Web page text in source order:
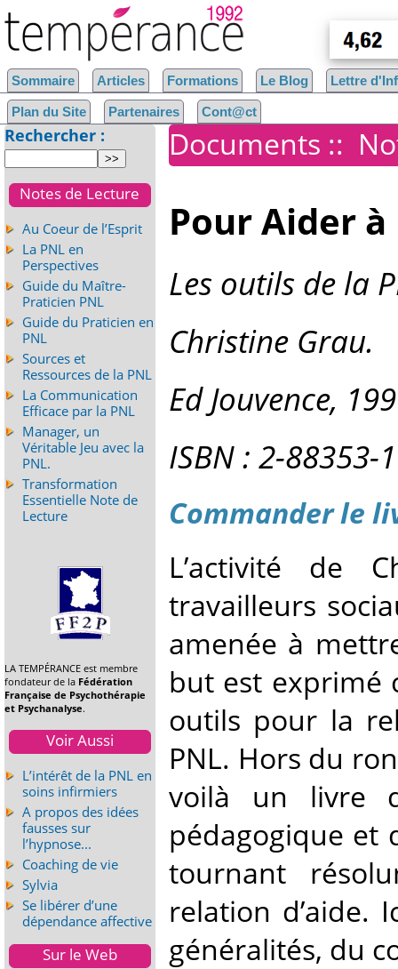
Documents ::
Pour Aider
Les outils de la
Christine Grau.
Ed Jouvence,
ISBN : 2-88353-
Commander le
L’activité de
travailleurs
amenée à
but est exprimé
outils pour la
PNL. Hors du
voilà un livre
pédagogique et
tournant
relation d’aide.
généralités, du
Sommaire Articles Formations Le Blog Lettre
Plan du Site Partenaires Cont@ct
Rechercher :
Notes de Lecture
Au Coeur de l’Esprit
La PNL en
Perspectives
Guide du Maître-
Praticien PNL
Guide du Praticien en
PNL
Sources et
Ressources de la PNL
La Communication
Efficace par la PNL
Manager, un
Véritable Jeu avec la
PNL.
Transformation
Essentielle Note de
Lecture
LA TEMPÉRANCE est membre
fondateur de la Fédération
Française de Psychothérapie
et Psychanalyse.
Voir Aussi
L’intérêt de la PNL en
soins infirmiers
A propos des idées
fausses sur
l’hypnose...
Coaching de vie
Sylvia
Se libérer d’une
dépendance affective
Sur le Web